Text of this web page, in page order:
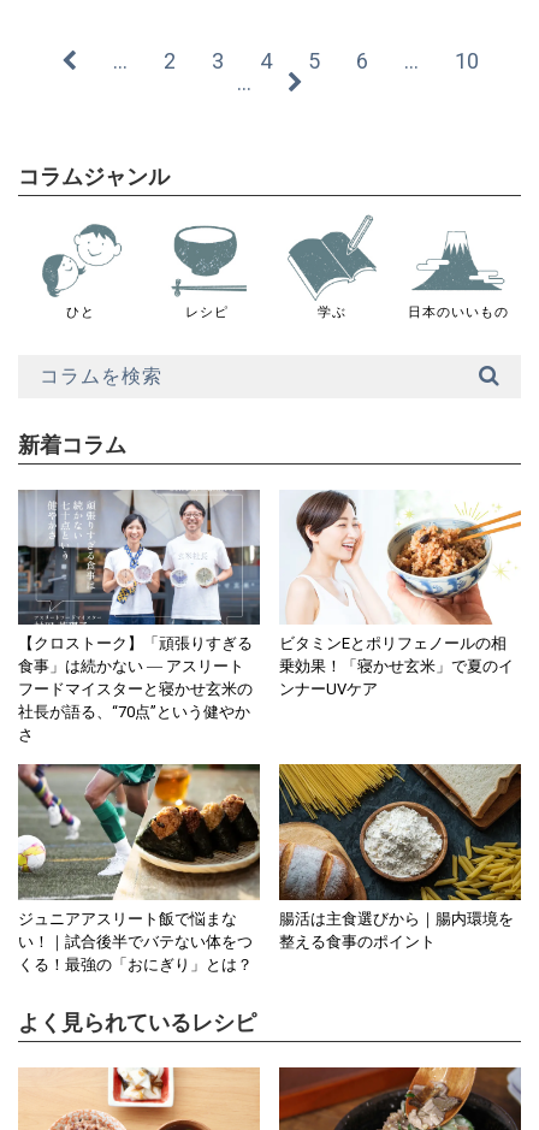
… 2 3 4 5 6 …
10
…
コラムジャンル
ひと レシピ 学ぶ 日本のいいもの
新着コラム
【クロストーク】「頑張りすぎる
食事」は続かない ― アスリート
フードマイスターと寝かせ玄米の
社長が語る、“70点”という健やか
さ
ビタミンEとポリフェノールの相
乗効果！「寝かせ玄米」で夏のイ
ンナーUVケア
ジュニアアスリート飯で悩まな
い！｜試合後半でバテない体をつ
くる！最強の「おにぎり」とは？
腸活は主食選びから｜腸内環境を
整える食事のポイント
よく見られているレシピ